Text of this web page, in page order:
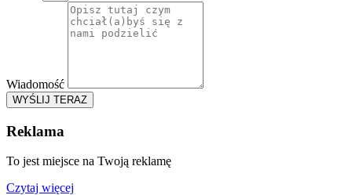
Wiadomość
WYŚLIJ TERAZ
Reklama
To jest miejsce na Twoją reklamę
Czytaj więcej